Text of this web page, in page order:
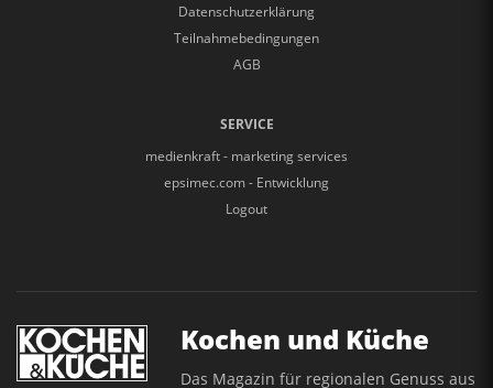
Datenschutzerklärung
Teilnahmebedingungen
AGB
SERVICE
medienkraft - marketing services
epsimec.com - Entwicklung
Logout
Kochen und Küche
Das Magazin für regionalen Genuss aus